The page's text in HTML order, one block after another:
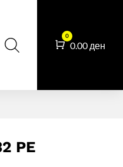
Cart
0
0.00 ден
PE